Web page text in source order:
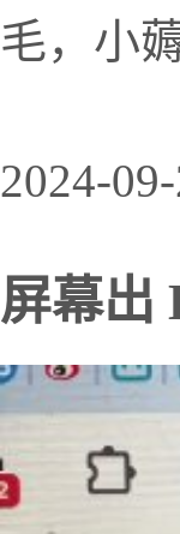
毛，小
2024-
屏幕出